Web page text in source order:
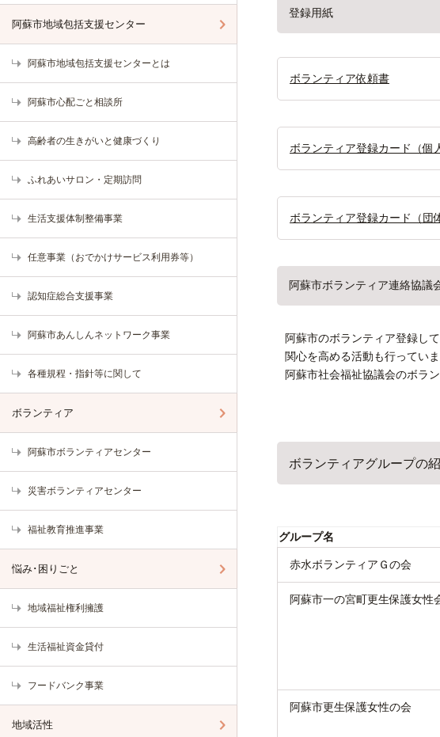
阿蘇市地域包括支援センター
阿蘇市地域包括支援センターとは
阿蘇市心配ごと相談所
高齢者の生きがいと健康づくり
ふれあいサロン・定期訪問
生活支援体制整備事業
任意事業（おでかけサービス利用券等）
認知症総合支援事業
阿蘇市あんしんネットワーク事業
各種規程・指針等に関して
ボランティア
阿蘇市ボランティアセンター
災害ボランティアセンター
福祉教育推進事業
悩み･困りごと
地域福祉権利擁護
生活福祉資金貸付
フードバンク事業
地域活性
登録用紙
ボランティア依頼書
ボランティア登録カード（個
ボランティア登録カード（団
阿蘇市ボランティア連絡協議
阿蘇市のボランティア登録し
関心を高める活動も行っていま
阿蘇市社会福祉協議会のボラ
ボランティアグループの
グループ名
赤水ボランティアＧの会
阿蘇市一の宮町更生保護女性
阿蘇市更生保護女性の会